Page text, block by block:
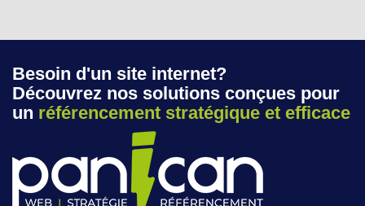
Besoin d'un site internet?
Découvrez nos solutions conçues pour
un référencement stratégique et efficace